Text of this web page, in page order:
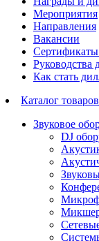
Мероприятия
Направления
Вакансии
Руководства
Как стать
Каталог товаров
Звуковое
DJ